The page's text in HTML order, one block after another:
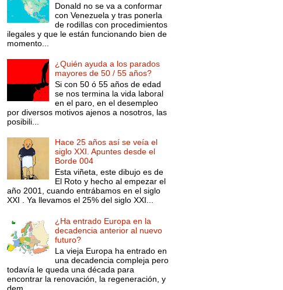
Donald no se va a conformar
con Venezuela y tras ponerla
de rodillas con procedimientos
ilegales y que le están funcionando bien de
momento...
¿Quién ayuda a los parados
mayores de 50 / 55 años?
Si con 50 ó 55 años de edad
se nos termina la vida laboral
en el paro, en el desempleo
por diversos motivos ajenos a nosotros, las
posibili...
Hace 25 años así se veía el
siglo XXI. Apuntes desde el
Borde 004
Esta viñeta, este dibujo es de
El Roto y hecho al empezar el
año 2001, cuando entrábamos en el siglo
XXI . Ya llevamos el 25% del siglo XXI...
¿Ha entrado Europa en la
decadencia anterior al nuevo
futuro?
La vieja Europa ha entrado en
una decadencia compleja pero
todavía le queda una década para
encontrar la renovación, la regeneración, y
dem...